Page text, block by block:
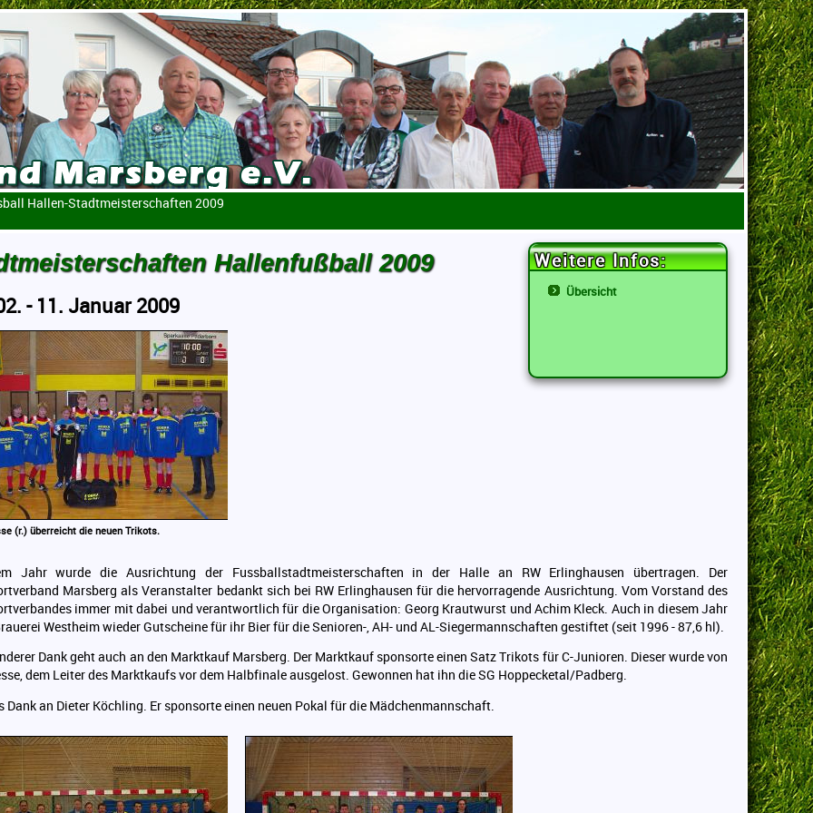
Hallen-Stadtmeisterschaften 2009
Weitere Infos:
Übersicht
Hallenfußball 2009
- 11. Januar 2009
(r.) überreicht die neuen Trikots.
Jahr wurde die Ausrichtung der Fussballstadtmeisterschaften in der Halle an RW Erlinghausen übertragen. Der
Marsberg als Veranstalter bedankt sich bei RW Erlinghausen für die hervorragende Ausrichtung. Vom Vorstand des
immer mit dabei und verantwortlich für die Organisation: Georg Krautwurst und Achim Kleck. Auch in diesem Jahr
Westheim wieder Gutscheine für ihr Bier für die Senioren-, AH- und AL-Siegermannschaften gestiftet (seit 1996 - 87,6 hl).
Dank geht auch an den Marktkauf Marsberg. Der Marktkauf sponsorte einen Satz Trikots für C-Junioren. Dieser wurde von
dem Leiter des Marktkaufs vor dem Halbfinale ausgelost. Gewonnen hat ihn die SG Hoppecketal/Padberg.
Dank an Dieter Köchling. Er sponsorte einen neuen Pokal für die Mädchenmannschaft.